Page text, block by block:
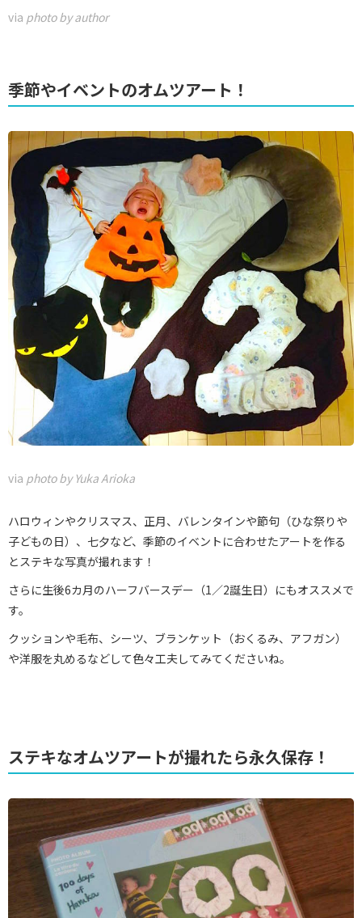
via photo by author
季節やイベントのオムツアート！
via photo by Yuka Arioka
ハロウィンやクリスマス、正月、バレンタインや節句（ひな祭りや
子どもの日）、七夕など、季節のイベントに合わせたアートを作る
とステキな写真が撮れます！
さらに生後6カ月のハーフバースデー（1／2誕生日）にもオススメで
す。
クッションや毛布、シーツ、ブランケット（おくるみ、アフガン）
や洋服を丸めるなどして色々工夫してみてくださいね。
ステキなオムツアートが撮れたら永久保存！